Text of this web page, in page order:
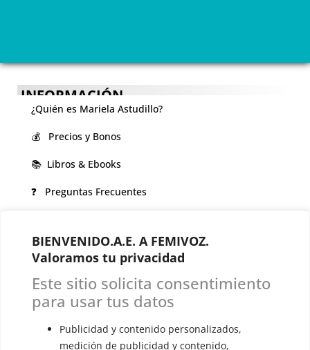
BIENVENIDO.A.E. A FEMIVOZ.
Valoramos tu privacidad
Este sitio solicita consentimiento
para usar tus datos
Publicidad y contenido personalizados,
medición de publicidad y contenido,
INFORMACIÓN
¿Quién es Mariela Astudillo?
💰 Precios y Bonos
📚 Libros & Ebooks
❓ Preguntas Frecuentes
VOCES LGBTQIA+ 🏳️‍🌈
▪️ Feminización de la voz
▪️ Masculinización de la voz
▪️ Neutralización de la voz